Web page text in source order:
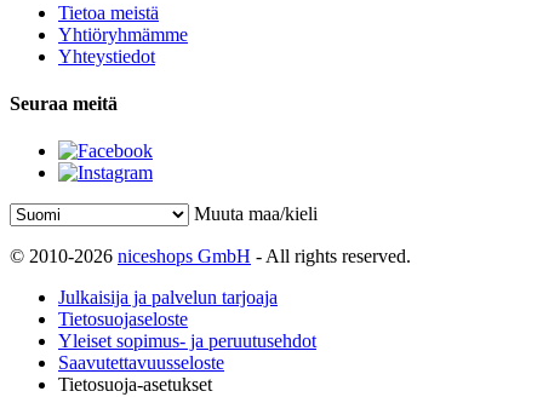
Tietoa meistä
Yhtiöryhmämme
Yhteystiedot
Seuraa meitä
Muuta maa/kieli
© 2010-2026 niceshops GmbH - All rights reserved.
Julkaisija ja palvelun tarjoaja
Tietosuojaseloste
Yleiset sopimus- ja peruutusehdot
Saavutettavuusseloste
Tietosuoja-asetukset